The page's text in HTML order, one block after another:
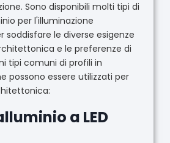
Sono disponibili molti tipi di
per l'illuminazione
soddisfare le diverse esigenze
e le preferenze di
tipi comuni di profili in
possono essere utilizzati per
a LED